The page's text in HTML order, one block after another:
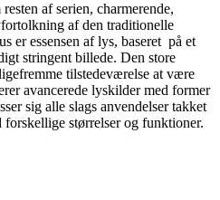
af serien, charmerende,
af den traditionelle
er essensen af lys, baseret på et
stringent billede. Den store
tilstedeværelse at være
avancerede lyskilder med former
sig alle slags anvendelser takket
størrelser og funktioner.